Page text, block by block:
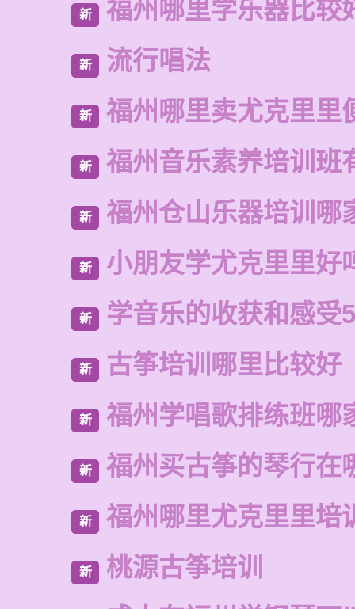
新 福州哪里学乐器比较
新 流行唱法
新 福州哪里卖尤克里里
新 福州音乐素养培训班
新 福州仓山乐器培训哪
新 小朋友学尤克里里好
新 学音乐的收获和感受
新 古筝培训哪里比较好
新 福州学唱歌排练班哪
新 福州买古筝的琴行在
新 福州哪里尤克里里培
新
桃源古筝培训